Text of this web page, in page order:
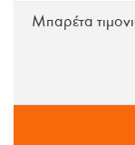
Μπαρέτα